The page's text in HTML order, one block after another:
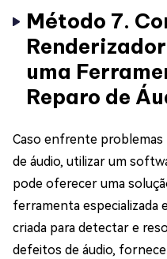
Método 7.
uma
Reparo de
Caso enfrente
de áudio, utilizar um
pode oferecer uma
ferramenta especializada
criada para detectar e
defeitos de áudio,